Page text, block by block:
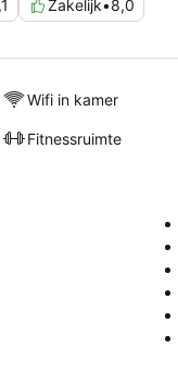
Zakelijk•8,0
Wifi in kamer
Fitnessruimte